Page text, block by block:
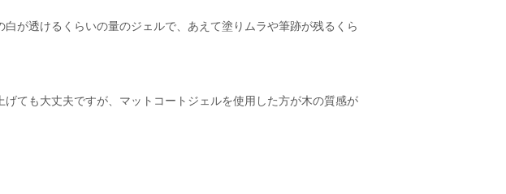
が透けるくらいの量のジェルで、あえて塗りムラや筆跡が残るくら
ても大丈夫ですが、マットコートジェルを使用した方が木の質感が